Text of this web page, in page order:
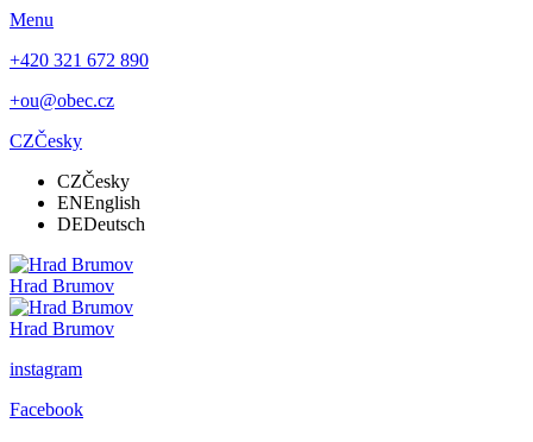
Menu
+420 321 672 890
+ou@obec.cz
CZČesky
CZČesky
ENEnglish
DEDeutsch
Hrad Brumov
Hrad Brumov
instagram
Facebook